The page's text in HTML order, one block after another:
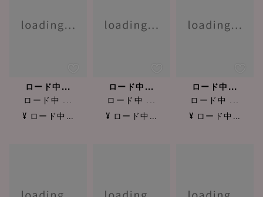
ロード中...
ロード中 ...
¥ ロード中...
ロード中...
ロード中 ...
¥ ロード中...
ロード中...
ロード中 ...
¥ ロード中...